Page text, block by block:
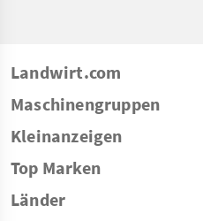
Landwirt.com
Maschinengruppen
Kleinanzeigen
Top Marken
Länder